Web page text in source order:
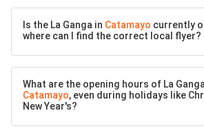
Is the La Ganga in Catamayo currently
where can I find the correct local flyer?
What are the opening hours of La
Catamayo, even during holidays like
New Year's?